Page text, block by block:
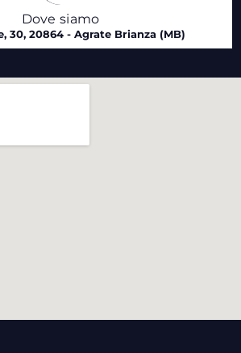
Dove siamo
30, 20864 - Agrate Brianza (MB)